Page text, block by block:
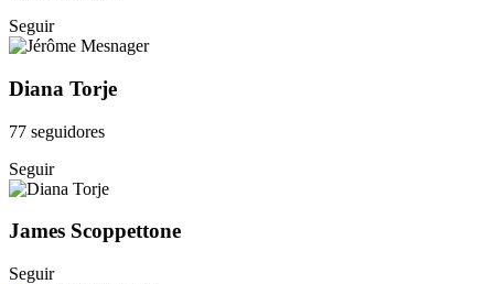
Seguir
Diana Torje
77 seguidores
Seguir
James Scoppettone
Seguir